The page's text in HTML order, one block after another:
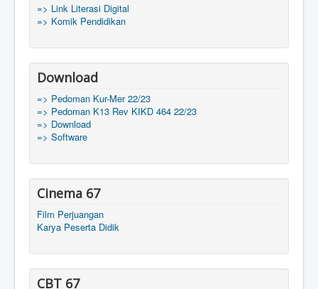
=> Link Literasi Digital
=> Komik Pendidikan
Download
=> Pedoman Kur-Mer 22/23
=> Pedoman K13 Rev KIKD 464 22/23
=> Download
=> Software
Cinema 67
Film Perjuangan
Karya Peserta Didik
CBT 67